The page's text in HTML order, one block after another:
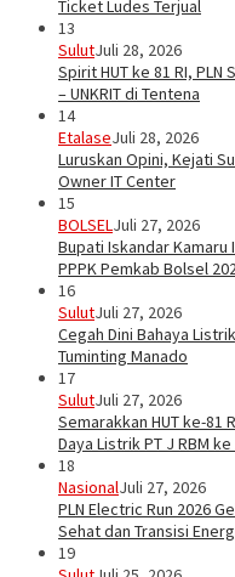
Ticket Ludes Terjual
13
SulutJuli 28, 2026
Spirit HUT ke 81 RI, PLN
– UNKRIT di Tentena
14
EtalaseJuli 28, 2026
Luruskan Opini, Kejati
Owner IT Center
15
BOLSELJuli 27, 2026
Bupati Iskandar Kamaru
PPPK Pemkab Bolsel
16
SulutJuli 27, 2026
Cegah Dini Bahaya
Tuminting Manado
17
SulutJuli 27, 2026
Semarakkan HUT ke-81
Daya Listrik PT J RBM
18
NasionalJuli 27, 2026
PLN Electric Run 2026
Sehat dan Transisi
19